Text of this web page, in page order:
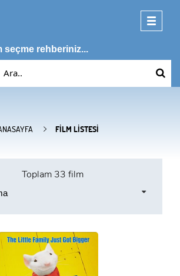
Toggle
seçme rehberiniz...
FILM LISTESI
Toplam 33 film